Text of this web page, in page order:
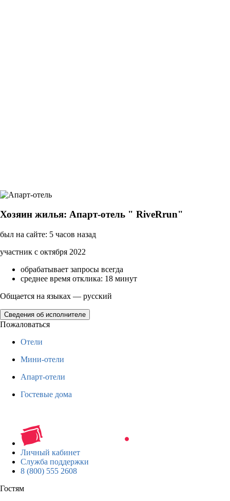
Хозяин жилья: Апарт-отель " RiveRrun"
был на сайте: 5 часов назад
участник с октября 2022
обрабатывает запросы всегда
среднее время отклика: 18 минут
Общается на языках — русский
Сведения об исполнителе
Пожаловаться
Отели
Мини-отели
Апарт-отели
Гостевые дома
Личный кабинет
Служба поддержки
8 (800) 555 2608
Гостям